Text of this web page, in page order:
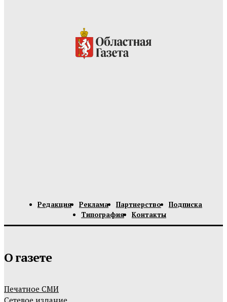
Редакция Реклама Партнерство
Подписка
Типография
Контакты
О газете
Печатное СМИ
Сетевое издание